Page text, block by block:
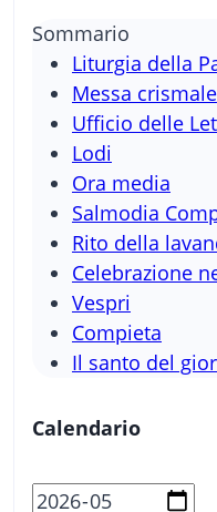
Sommario
Liturgia della
Messa crismale
Ufficio delle
Lodi
Ora media
Salmodia
Rito della
Celebrazione
Vespri
Compieta
Il santo del
Calendario